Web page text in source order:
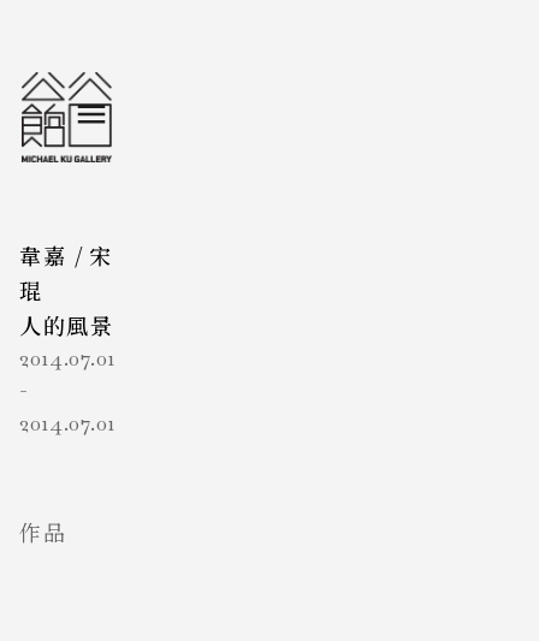
韋嘉 / 宋
琨
人的風景
2014.07.01
-
2014.07.01
作品